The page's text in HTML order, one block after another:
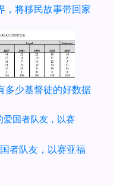
，将移民故事带回家
多少基督徒的好数据
者队友，以赛亚福